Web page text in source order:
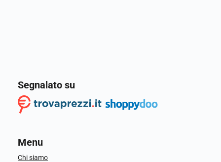
Segnalato su
Menu
Chi siamo